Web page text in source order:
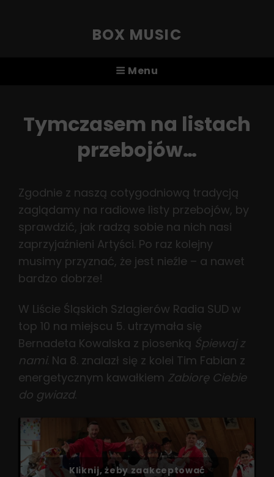
BOX MUSIC
Menu
Tymczasem na listach
przebojów…
Zgodnie z naszą cotygodniową tradycją
zaglądamy na radiowe listy przebojów, by
sprawdzić, jak radzą sobie na nich nasi
zaprzyjaźnieni Artyści. Po raz kolejny
musimy przyznać, że jest nieźle – a nawet
bardzo dobrze!
W Liście Śląskich Szlagierów Radia SUD w
top 10 na miejscu 5. utrzymała się
Bernadeta Kowalska z piosenką Śpiewaj z
nami. Na 8. znalazł się z kolei Tim Fabian z
energetycznym kawałkiem Zabiorę Ciebie
do gwiazd.
Kliknij, żeby zaakceptować